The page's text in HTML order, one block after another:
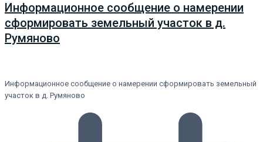
Информационное сообщение о намерении
сформировать земельный участок в д.
Румяново
Информационное сообщение о намерении сформировать земельный
участок в д. Румяново